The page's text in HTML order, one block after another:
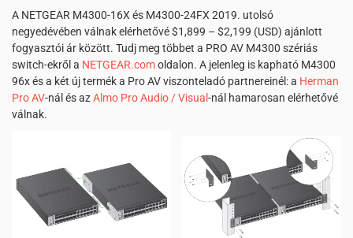
A NETGEAR M4300-16X és M4300-24FX 2019. utolsó
negyedévében válnak elérhetővé $1,899 – $2,199 (USD) ajánlott
fogyasztói ár között. Tudj meg többet a PRO AV M4300 szériás
switch-ekről a NETGEAR.comoldalon. A jelenleg is kapható M4300
96x és a két új termék a Pro AV viszonteladó partnereinél: a Herman
Pro AV-nál és azAlmo Pro Audio / Visual -nál hamarosan elérhetővé
válnak.